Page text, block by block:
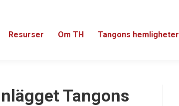
Resurser Om TH Tangons hemligheter
Tangons